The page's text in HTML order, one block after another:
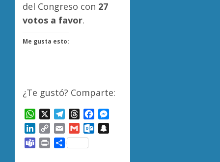
del Congreso con 27
votos a favor.
Me gusta esto:
¿Te gustó? Comparte:
WhatsAppTelegram
ThreadsFacebook
LinkedIn
Copy
Link
Email GmailOutlook.com
TeamsPrintCompartir